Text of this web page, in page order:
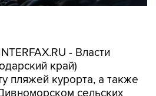
- Власти
пляжей курорта, а также
сельских
режима опасности атаки